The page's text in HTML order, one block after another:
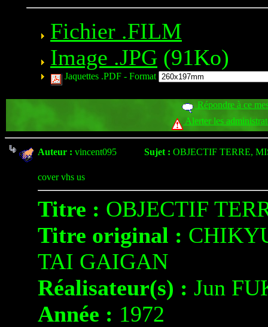
Fichier .FILM
Image .JPG (91Ko)
Jaquettes .PDF - Format
Répondre à ce
Alerter les
Auteur : vincent095 Sujet : OBJECTIF TERRE,
cover vhs us
Titre : OBJECTIF
Titre original :
TAI GAIGAN
Réalisateur(s) : Jun
Année : 1972